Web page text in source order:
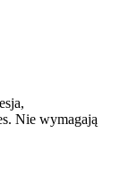
Nie wymagają